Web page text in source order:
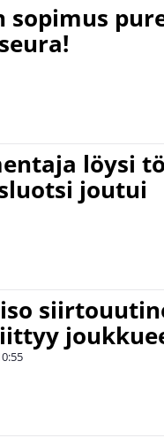
sopimus
löysi
joutui